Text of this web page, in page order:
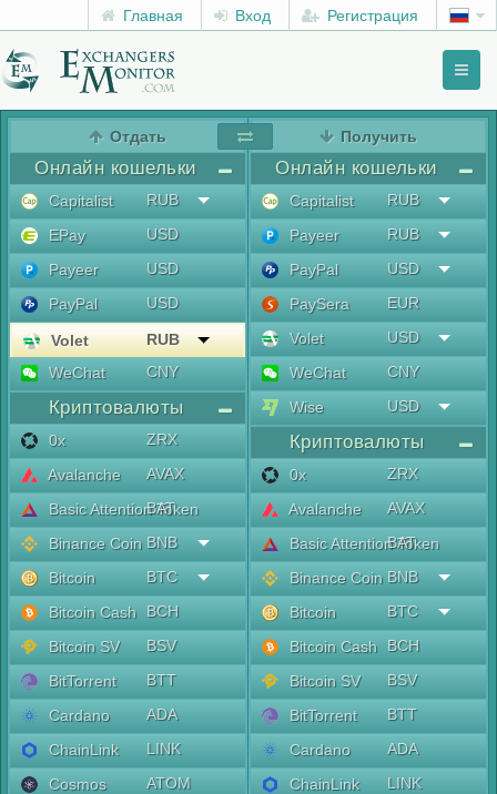
Главная Вход Регистрация
Отдать
Онлайн кошельки
Capitalist
RUB
EPay
USD
Payeer
USD
PayPal
USD
Volet
RUB
WeChat
CNY
Криптовалюты
0x
ZRX
Avalanche
AVAX
Basic Attention Token
BAT
Binance Coin BNB
Bitcoin
BTC
Bitcoin Cash
BCH
Bitcoin SV
BSV
BitTorrent
BTT
Cardano
ADA
ChainLink
LINK
Cosmos
ATOM
Получить
Онлайн кошельки
Capitalist
RUB
Payeer
RUB
PayPal
USD
PaySera
EUR
Volet
USD
WeChat
CNY
Wise
USD
Криптовалюты
0x
ZRX
Avalanche
AVAX
Basic Attention Token
BAT
Binance Coin BNB
Bitcoin
BTC
Bitcoin Cash
BCH
Bitcoin SV
BSV
BitTorrent
BTT
Cardano
ADA
ChainLink
LINK